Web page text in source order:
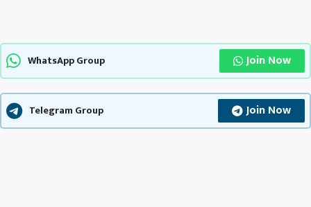
WhatsApp Group Join Now
Telegram Group Join Now